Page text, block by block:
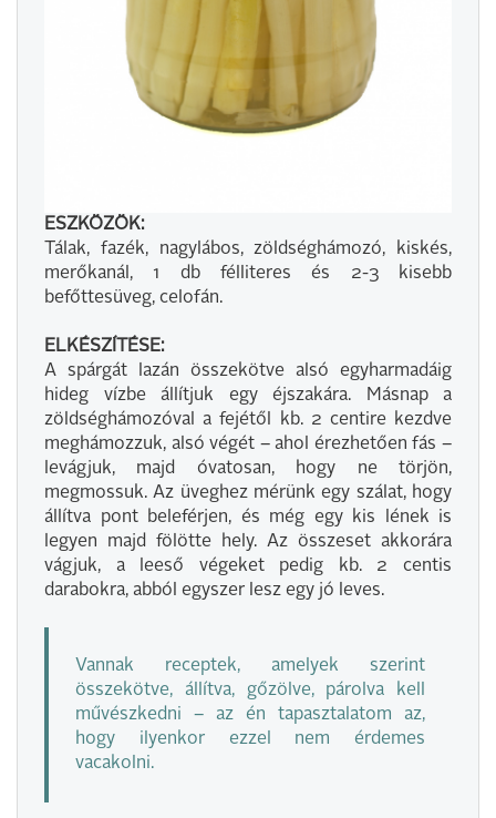
ESZKÖZÖK:
Tálak, fazék, nagylábos, zöldséghámozó, kiskés,
merőkanál, 1 db félliteres és 2-3 kisebb
befőttesüveg, celofán.
ELKÉSZÍTÉSE:
A spárgát lazán összekötve alsó egyharmadáig
hideg vízbe állítjuk egy éjszakára. Másnap a
zöldséghámozóval a fejétől kb. 2 centire kezdve
meghámozzuk, alsó végét – ahol érezhetően fás –
levágjuk, majd óvatosan, hogy ne törjön,
megmossuk. Az üveghez mérünk egy szálat, hogy
állítva pont beleférjen, és még egy kis lének is
legyen majd fölötte hely. Az összeset akkorára
vágjuk, a leeső végeket pedig kb. 2 centis
darabokra, abból egyszer lesz egy jó leves.
Vannak receptek, amelyek szerint
összekötve, állítva, gőzölve, párolva kell
művészkedni – az én tapasztalatom az,
hogy ilyenkor ezzel nem érdemes
vacakolni.